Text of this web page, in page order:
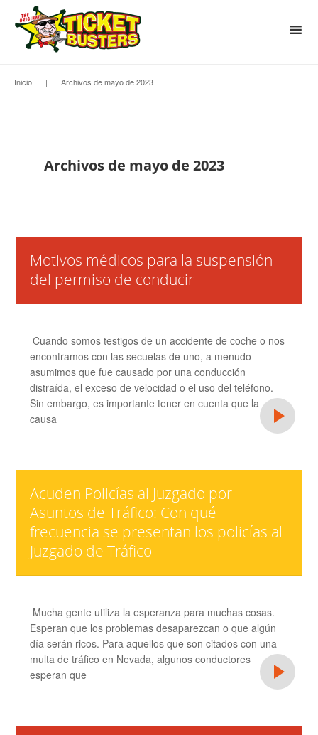
Inicio | Archivos de mayo de 2023
Archivos de mayo de 2023
Motivos médicos para la suspensión
del permiso de conducir
Cuando somos testigos de un accidente de coche o nos
encontramos con las secuelas de uno, a menudo
asumimos que fue causado por una conducción
distraída, el exceso de velocidad o el uso del teléfono.
Sin embargo, es importante tener en cuenta que la
causa
Acuden Policías al Juzgado por
Asuntos de Tráfico: Con qué
frecuencia se presentan los policías al
Juzgado de Tráfico
Mucha gente utiliza la esperanza para muchas cosas.
Esperan que los problemas desaparezcan o que algún
día serán ricos. Para aquellos que son citados con una
multa de tráfico en Nevada, algunos conductores
esperan que